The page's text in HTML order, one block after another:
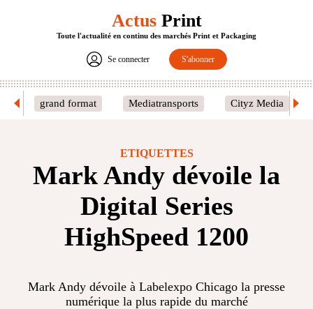
ActusPrint
Toute l'actualité en continu des marchés Print et Packaging
Se connecter S'abonner
grand format Mediatransports Cityz Media
ETIQUETTES
Mark Andy dévoile la
Digital Series
HighSpeed 1200
Mark Andy dévoile à Labelexpo Chicago la presse
numérique la plus rapide du marché